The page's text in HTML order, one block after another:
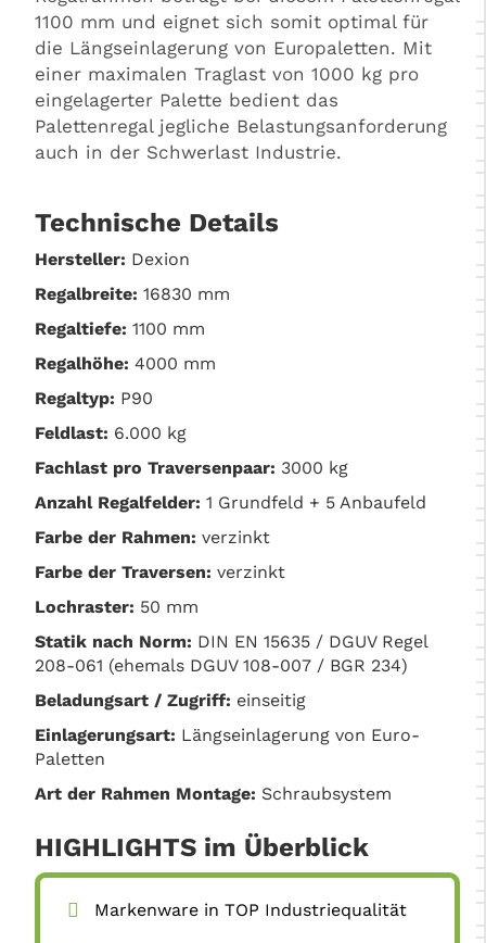
1100 mm und eignet sich somit optimal für
die Längseinlagerung von Europaletten. Mit
einer maximalen Traglast von 1000 kg pro
eingelagerter Palette bedient das
Palettenregal jegliche Belastungsanforderung
auch in der Schwerlast Industrie.
Technische Details
Hersteller: Dexion
Regalbreite: 16830 mm
Regaltiefe: 1100 mm
Regalhöhe: 4000 mm
Regaltyp: P90
Feldlast: 6.000 kg
Fachlast pro Traversenpaar: 3000 kg
Anzahl Regalfelder: 1 Grundfeld + 5 Anbaufeld
Farbe der Rahmen: verzinkt
Farbe der Traversen: verzinkt
Lochraster: 50 mm
Statik nach Norm: DIN EN 15635 / DGUV Regel
208-061 (ehemals DGUV 108-007 / BGR 234)
Beladungsart / Zugriff: einseitig
Einlagerungsart: Längseinlagerung von Euro-
Paletten
Art der Rahmen Montage: Schraubsystem
HIGHLIGHTS im Überblick
Markenware in TOP Industriequalität